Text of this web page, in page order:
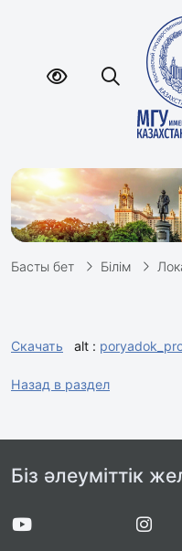
Басты бет Білім
Скачать alt :
Назад в раздел
Біз әлеуміттік